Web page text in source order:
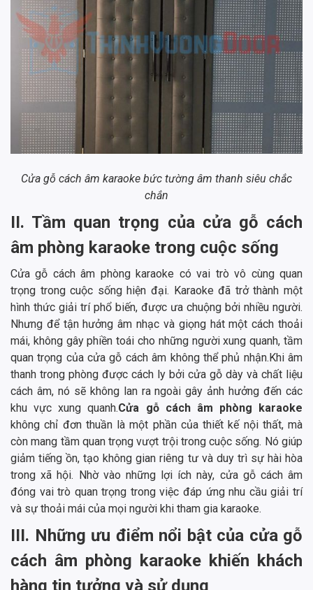
Cửa gỗ cách âm karaoke bức tường âm thanh siêu chắc
chắn
II. Tầm quan trọng của cửa gỗ cách
âm phòng karaoke trong cuộc sống
Cửa gỗ cách âm phòng karaoke có vai trò vô cùng quan
trọng trong cuộc sống hiện đại. Karaoke đã trở thành một
hình thức giải trí phổ biến, được ưa chuộng bởi nhiều người.
Nhưng để tận hưởng âm nhạc và giọng hát một cách thoải
mái, không gây phiền toái cho những người xung quanh, tầm
quan trọng của cửa gỗ cách âm không thể phủ nhận.Khi âm
thanh trong phòng được cách ly bởi cửa gỗ dày và chất liệu
cách âm, nó sẽ không lan ra ngoài gây ảnh hưởng đến các
khu vực xung quanh.Cửa gỗ cách âm phòng karaoke
không chỉ đơn thuần là một phần của thiết kế nội thất, mà
còn mang tầm quan trọng vượt trội trong cuộc sống. Nó giúp
giảm tiếng ồn, tạo không gian riêng tư và duy trì sự hài hòa
trong xã hội. Nhờ vào những lợi ích này, cửa gỗ cách âm
đóng vai trò quan trọng trong việc đáp ứng nhu cầu giải trí
và sự thoải mái của mọi người khi tham gia karaoke.
III. Những ưu điểm nổi bật của cửa gỗ
cách âm phòng karaoke khiến khách
hàng tin tưởng và sử dụng